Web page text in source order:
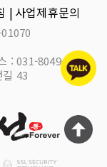
| 사업제휴문의
:031-8049-0125
43